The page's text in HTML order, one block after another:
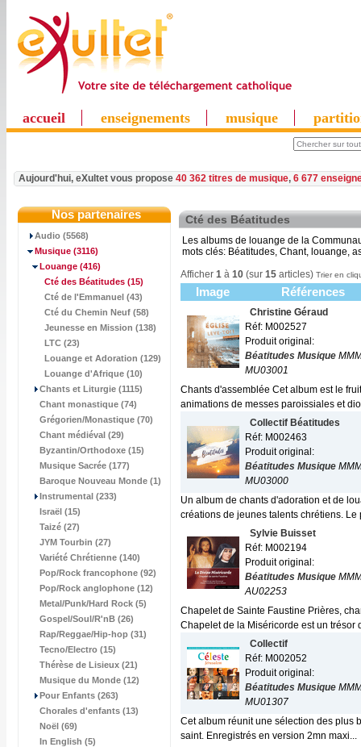
accueil enseignements musique
Aujourd'hui, eXultet vous propose 40 362 titres de musique, 6 677
Nos partenaires
Audio (5568)
Musique (3116)
Louange (416)
Cté des Béatitudes (15)
Cté de l'Emmanuel (43)
Cté du Chemin Neuf (58)
Jeunesse en Mission (138)
LTC (23)
Louange et Adoration (129)
Louange d'Afrique (10)
Chants et Liturgie (1115)
Chant monastique (74)
Grégorien/Monastique (70)
Chant médiéval (29)
Byzantin/Orthodoxe (15)
Musique Sacrée (177)
Baroque Nouveau Monde (1)
Instrumental (233)
Israël (15)
Taizé (27)
JYM Tourbin (27)
Variété Chrétienne (140)
Pop/Rock francophone (92)
Pop/Rock anglophone (12)
Metal/Punk/Hard Rock (5)
Gospel/Soul/R'nB (26)
Rap/Reggae/Hip-hop (31)
Tecno/Electro (15)
Thérèse de Lisieux (21)
Musique du Monde (12)
Pour Enfants (263)
Chorales d'enfants (13)
Noël (69)
In English (5)
Cté des Béatitudes
Les albums de louange de la
mots clés: Béatitudes, Chant, louange,
Afficher 1 à 10 (sur 15 articles) Trier en
Image Références
Christine Géraud
Réf: M002527
Produit original:
Béatitudes Musique
MU03001
Chants d'assemblée Cet album est le
animations de messes paroissiales et
Collectif Béatitudes
Réf: M002463
Produit original:
Béatitudes Musique
MU03000
Un album de chants d'adoration et de
créations de jeunes talents chrétiens. Le
Sylvie Buisset
Réf: M002194
Produit original:
Béatitudes Musique
AU02253
Chapelet de Sainte Faustine Prières,
Chapelet de la Miséricorde est un trésor
Collectif
Réf: M002052
Produit original:
Béatitudes Musique
MU01307
Cet album réunit une sélection des plus
saint. Enregistrés en version 2mn maxi...